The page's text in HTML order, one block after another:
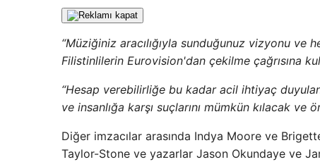
“Müziğiniz aracılığıyla sunduğunuz vizyonu ve
Filistinlilerin Eurovision'dan çekilme çağrısına
“Hesap verebilirliğe bu kadar acil ihtiyaç
ve insanlığa karşı suçlarını mümkün kılacak ve
Diğer imzacılar arasında Indya Moore ve
Taylor-Stone ve yazarlar Jason Okundaye ve